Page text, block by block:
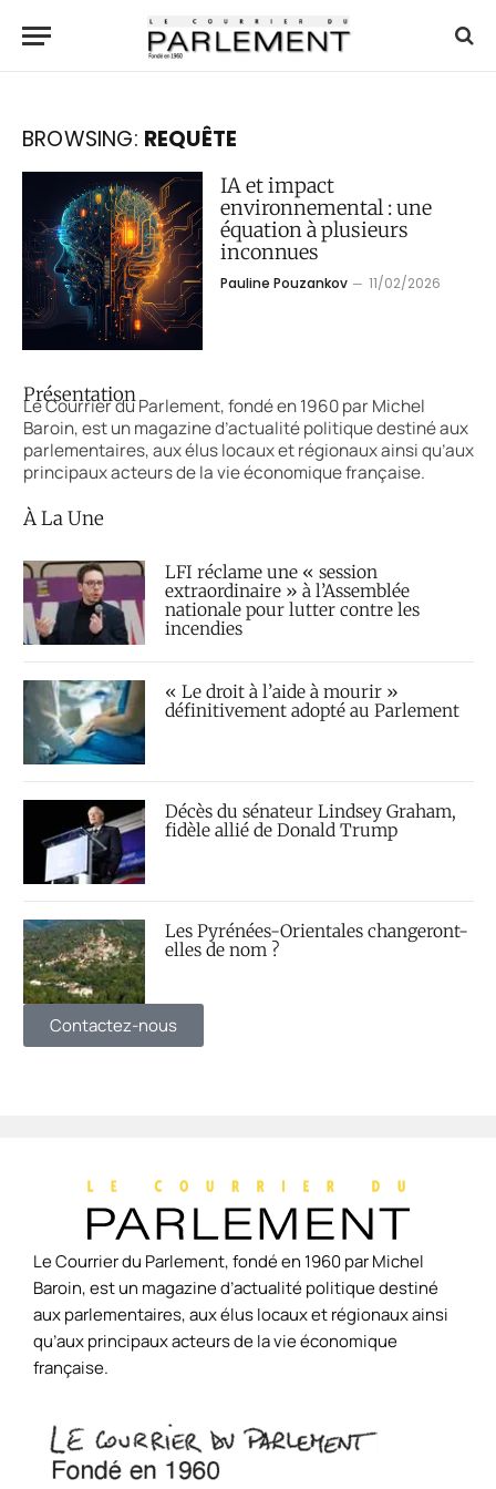
BROWSING: REQUÊTE
IA et impact
environnemental : une
équation à plusieurs
inconnues
Pauline Pouzankov 11/02/2026
Présentation
Le Courrier du Parlement, fondé en 1960 par Michel
Baroin, est un magazine d’actualité politique destiné aux
parlementaires, aux élus locaux et régionaux ainsi qu’aux
principaux acteurs de la vie économique française.
À La Une
LFI réclame une « session
extraordinaire » à l’Assemblée
nationale pour lutter contre les
incendies
« Le droit à l’aide à mourir »
définitivement adopté au Parlement
Décès du sénateur Lindsey Graham,
fidèle allié de Donald Trump
Les Pyrénées-Orientales changeront-
elles de nom ?
Contactez-nous
Le Courrier du Parlement, fondé en 1960 par Michel
Baroin, est un magazine d’actualité politique destiné
aux parlementaires, aux élus locaux et régionaux ainsi
qu’aux principaux acteurs de la vie économique
française.